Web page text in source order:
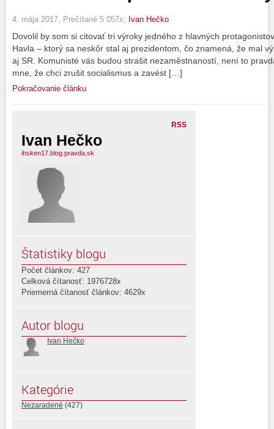
4. mája 2017, Prečítané 5 057x, Ivan Hečko
Dovolil by som si citovať tri výroky jedného z hlavných
Havla – ktorý sa neskôr stal aj prezidentom, čo znamená, že mal
aj SR. Komunisté vás budou strašit nezaměstnaností, není to
mne, že chci zrušit socialismus a zavést […]
Pokračovanie článku
RSS
Ivan Hečko
ihsken17.blog.pravda.sk
Štatistiky blogu
Počet článkov: 427
Celková čítanosť: 1976728x
Priemerná čítanosť článkov: 4629x
Autor blogu
Ivan Hečko
Kategórie
Nezaradené (427)